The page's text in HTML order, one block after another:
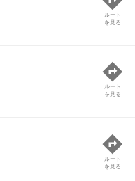
ルート
を見る
ルート
を見る
ルート
を見る